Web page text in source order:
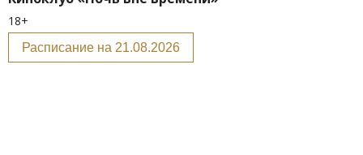
18+
Расписание на 21.08.2026